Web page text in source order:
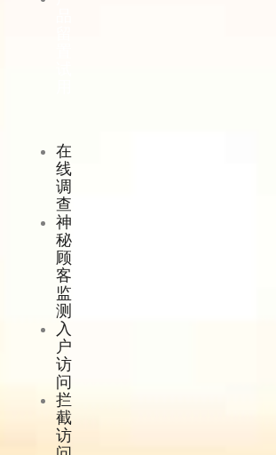
在
线
调
查
神
秘
顾
客
监
测
入
户
访
问
拦
截
访